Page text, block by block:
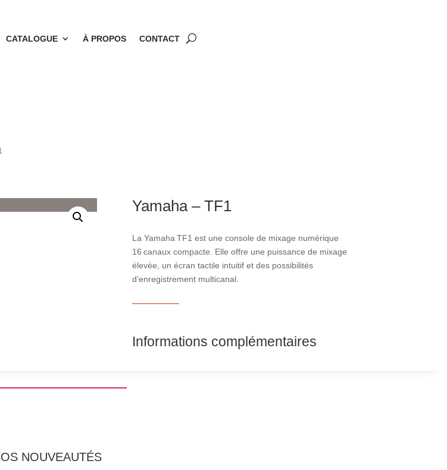
CATALOGUE À PROPOS CONTACT
Yamaha – TF1
La Yamaha TF1 est une console de mixage numérique
16 canaux compacte. Elle offre une puissance de mixage
élevée, un écran tactile intuitif et des possibilités
d’enregistrement multicanal.
Informations complémentaires
NOUVEAUTÉS